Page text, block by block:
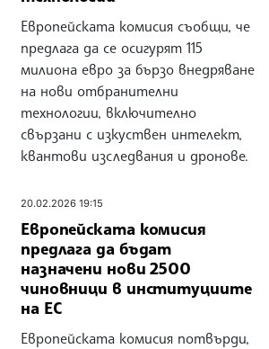
Европейската комисия съобщи, че
предлага да се осигурят 115
милиона евро за бързо внедряване
на нови отбранителни
технологии, включително
свързани с изкуствен интелект,
квантови изследвания и дронове.
20.02.2026 19:15
Европейската комисия
предлага да бъдат
назначени нови 2500
чиновници в институциите
на ЕС
Европейската комисия потвърди,